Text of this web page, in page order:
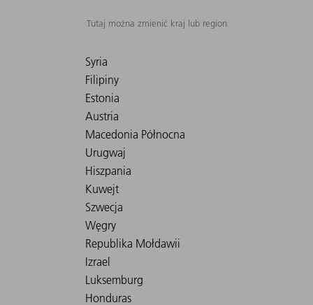
Tutaj można zmienić kraj lub region